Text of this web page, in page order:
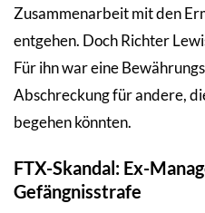
Zusammenarbeit mit den
entgehen. Doch Richter
Für ihn war eine
Abschreckung für andere,
begehen könnten.
FTX-Skandal: Ex-
Gefängnisstrafe